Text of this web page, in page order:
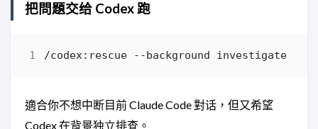
把問題交给 Codex 跑
適合你不想中断目前 Claude Code 對话，但又希望
Codex 在背景独立排查。